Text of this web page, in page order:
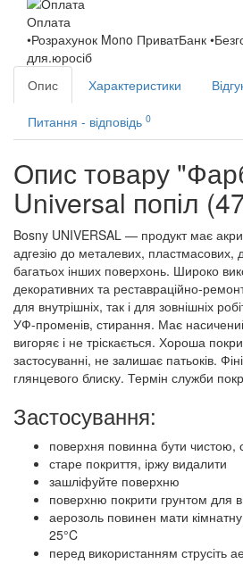
Оплата
•Розрахунок Mono ПриватБанк
для.юросіб
Опис
Характеристики
Питання - відповідь 0
Опис товару
Universal попіл
Bosny UNIVERSAL — продукт має
адгезію до металевих, пластмасових,
багатьох інших поверхонь. Широко
декоративних та реставраційно-
для внутрішніх, так і для зовнішніх
УФ-променів, стирання. Має
вигоряє і не тріскається. Хороша
застосуванні, не залишає патьоків.
глянцевого блиску. Термін служби
Застосування:
поверхня повинна бути
старе покриття, іржу видалити
зашліфуйте поверхню
поверхню покрити грунтом для
аерозоль повинен мати
25°C
перед використанням струсіть